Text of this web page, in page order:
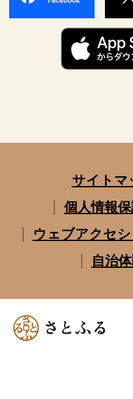
サイトマ
個人情報
ウェブアクセ
自治